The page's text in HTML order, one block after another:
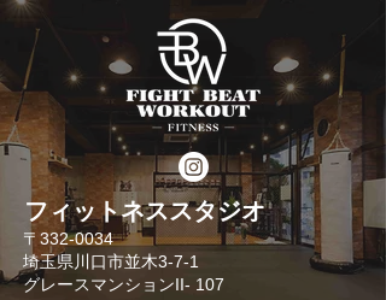
​フィットネススタジオ
​〒332-0034
埼玉県川口市並木3-7-1
​グレースマンションII- 107